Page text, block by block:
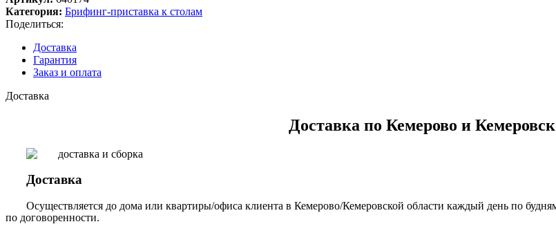
Категория: Брифинг-приставка к столам
Поделиться:
Доставка
Гарантия
Заказ и оплата
Доставка
Доставка по Кемерово и
Доставка
Осуществляется до дома или квартиры/офиса клиента в Кемерово/Кемеровской области каждый день по
по договоренности.